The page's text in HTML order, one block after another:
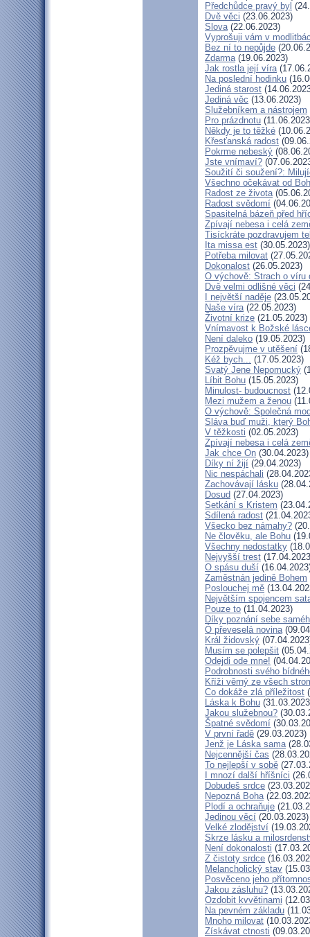
Předchůdce pravý byl
Dvě věci (23.06.2023)
Slova(22.06.2023)
Vyprošuji vám v
Bez ní to nepůjde
Zdarma(19.06.2023)
Jak rostla její víra
Na poslední hodinku
Jediná starost
Jediná věc (13.06.2023)
Služebníkem a nástrojem
Pro prázdnotu
Někdy je to těžké
Křesťanská radost
Pokrme nebeský
Jste vnímaví?
Soužití či soužení?:
Všechno očekávat od
Radost ze života
Radost svědomí
Spasitelná bázeň před
Zpívají nebesa i celá
Tisíckráte pozdravujem
Ita missa est (30.05.2023)
Potřeba milovat
Dokonalost (26.05.2023)
O výchově: Strach o víru
Dvě velmi odlišné věci
I největší naděje
Naše víra(22.05.2023)
Životní krize (21.05.2023)
Vnímavost k Božské
Není daleko (19.05.2023)
Prozpěvujme v utěšení
Kéž bych... (17.05.2023)
Svatý Jene Nepomucký
Líbit Bohu (15.05.2023)
Minulost- budoucnost
Mezi mužem a ženou
O výchově: Společná
Sláva buď muži, který
V těžkosti (02.05.2023)
Zpívají nebesa i celá
Jak chce On (30.04.2023)
Díky ní žijí (29.04.2023)
Nic nespáchali
Zachovávají lásku
Dosud (27.04.2023)
Setkání s Kristem
Sdílená radost
Všecko bez námahy?
Ne člověku, ale Bohu
Všechny nedostatky
Nejvyšší trest
O spásu duší
Zaměstnán jedině Bohem
Poslouchej mě
Největším spojencem
Pouze to (11.04.2023)
Díky poznání sebe
Ó převeselá novina
Král židovský
Musím se polepšit
Odejdi ode mne!
Podrobnosti svého
Kříži věrný ze všech
Co dokáže zlá příležitost
Láska k Bohu
Jakou služebnou?
Špatné svědomí
V první řadě (29.03.2023)
Jenž je Láska sama
Nejcennější čas
To nejlepší v sobě
I mnozí další hříšníci
Dobudeš srdce
Nepozná Boha
Plodí a ochraňuje
Jedinou věcí (20.03.2023)
Velké zlodějství
Skrze lásku a
Není dokonalosti
Z čistoty srdce
Melancholický stav
Posvěceno jeho
Jakou zásluhu?
Ozdobit kvvětinami
Na pevném základu
Mnoho milovat
Získávat ctnosti